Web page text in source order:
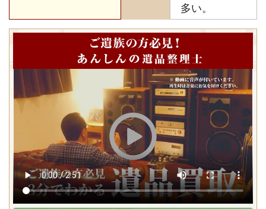
多い。